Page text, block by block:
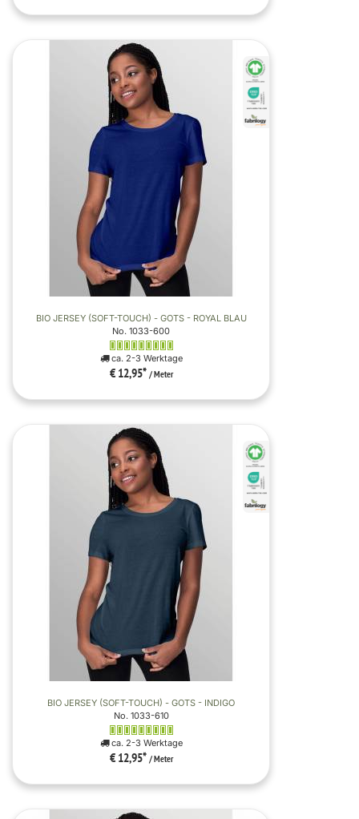
BIO JERSEY (SOFT-TOUCH) - GOTS - ROYAL BLAU
No. 1033-600
ca. 2-3 Werktage
€ 12,95* / Meter
BIO JERSEY (SOFT-TOUCH) - GOTS - INDIGO
No. 1033-610
ca. 2-3 Werktage
€ 12,95* / Meter